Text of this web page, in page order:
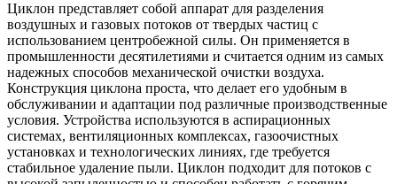
Циклон представляет собой аппарат для разделения
воздушных и газовых потоков от твердых частиц с
использованием центробежной силы. Он применяется в
промышленности десятилетиями и считается одним из самых
надежных способов механической очистки воздуха.
Конструкция циклона проста, что делает его удобным в
обслуживании и адаптации под различные производственные
условия. Устройства используются в аспирационных
системах, вентиляционных комплексах, газоочистных
установках и технологических линиях, где требуется
стабильное удаление пыли. Циклон подходит для потоков с